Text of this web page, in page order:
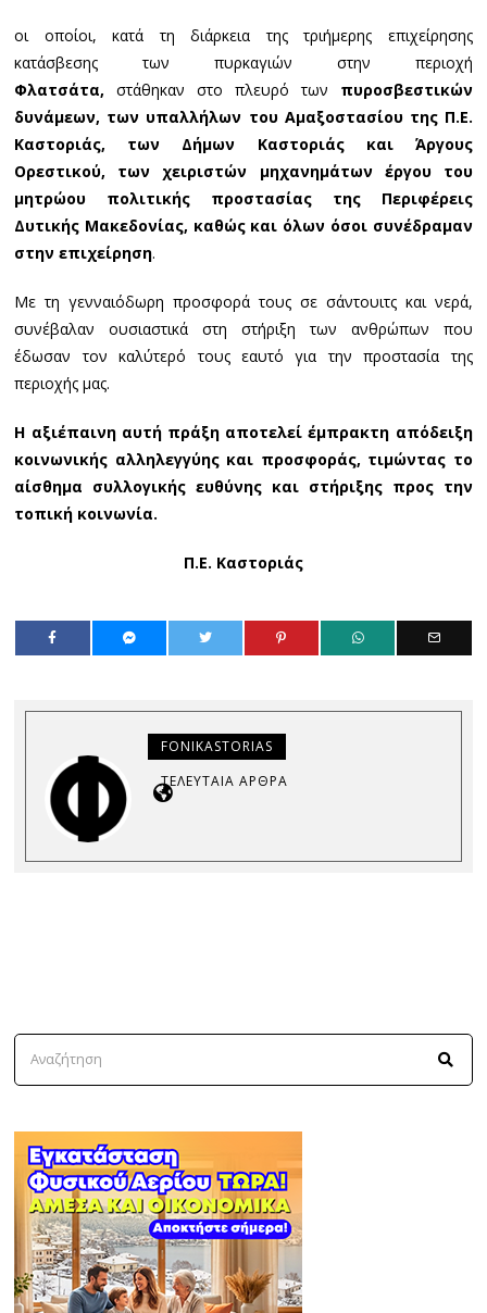
οι οποίοι, κατά τη διάρκεια της τριήμερης επιχείρησης
κατάσβεσης των πυρκαγιών στην περιοχή
Φλατσάτα, στάθηκαν στο πλευρό των πυροσβεστικών
δυνάμεων, των υπαλλήλων του Αμαξοστασίου της Π.Ε.
Καστοριάς, των Δήμων Καστοριάς και Άργους
Ορεστικού, των χειριστών μηχανημάτων έργου του
μητρώου πολιτικής προστασίας της Περιφέρεις
Δυτικής Μακεδονίας, καθώς και όλων όσοι συνέδραμαν
στην επιχείρηση.
Με τη γενναιόδωρη προσφορά τους σε σάντουιτς και νερά,
συνέβαλαν ουσιαστικά στη στήριξη των ανθρώπων που
έδωσαν τον καλύτερό τους εαυτό για την προστασία της
περιοχής μας.
Η αξιέπαινη αυτή πράξη αποτελεί έμπρακτη απόδειξη
κοινωνικής αλληλεγγύης και προσφοράς, τιμώντας το
αίσθημα συλλογικής ευθύνης και στήριξης προς την
τοπική κοινωνία.
Π.Ε. Καστοριάς
FONIKASTORIAS
ΤΕΛΕΥΤΑΊΑ ΆΡΘΡΑ